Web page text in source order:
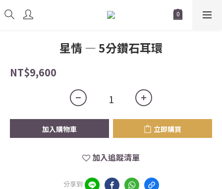
星情 — 5分鑽石耳環
NT$9,600
加入購物車 立即購買
加入追蹤清單
分享到